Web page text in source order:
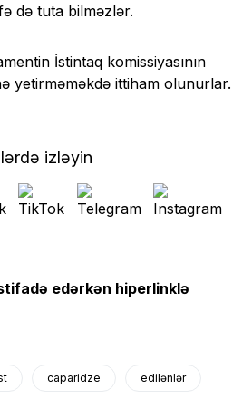
də tuta bilməzlər.
İstintaq komissiyasının
yetirməməkdə ittiham olunurlar.
izləyin
edərkən hiperlinklə
caparidze edilənlər